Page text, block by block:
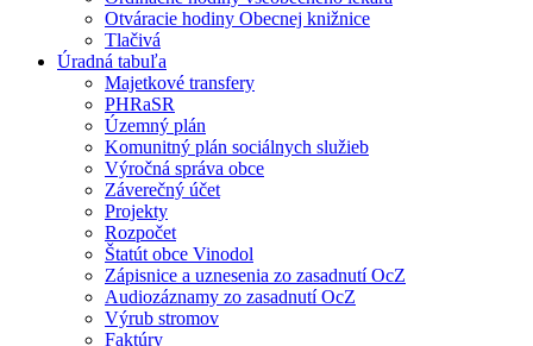
Otváracie hodiny Obecnej knižnice
Tlačivá
Úradná tabuľa
Majetkové transfery
PHRaSR
Územný plán
Komunitný plán sociálnych služieb
Výročná správa obce
Záverečný účet
Projekty
Rozpočet
Štatút obce Vinodol
Zápisnice a uznesenia zo zasadnutí OcZ
Audiozáznamy zo zasadnutí OcZ
Výrub stromov
Faktúry